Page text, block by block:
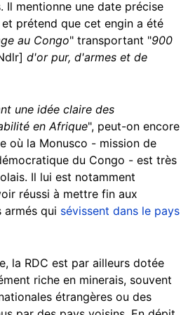
Il mentionne une date précise
prétend que cet engin a été
au Congo" transportant "900
d'or pur, d'armes et de
une idée claire des
en Afrique", peut-on encore
où la Monusco - mission de
du Congo - est très
Il lui est notamment
réussi à mettre fin aux
armés qui sévissent dans le pays
la RDC est par ailleurs dotée
riche en minerais, souvent
étrangères ou des